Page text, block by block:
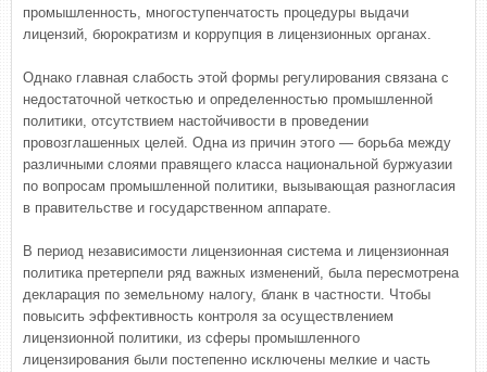
промышленность, многоступенчатость процедуры выдачи
лицензий, бюрократизм и коррупция в лицензионных органах.
Однако главная слабость этой формы регулирования связана с
недостаточной четкостью и определенностью промышленной
политики, отсутствием настойчивости в проведении
провозглашенных целей. Одна из причин этого — борьба между
различными слоями правящего класса национальной буржуазии
по вопросам промышленной политики, вызывающая разногласия
в правительстве и государственном аппарате.
В период независимости лицензионная система и лицензионная
политика претерпели ряд важных изменений, была пересмотрена
декларация по земельному налогу, бланк в частности. Чтобы
повысить эффективность контроля за осуществлением
лицензионной политики, из сферы промышленного
лицензирования были постепенно исключены мелкие и часть